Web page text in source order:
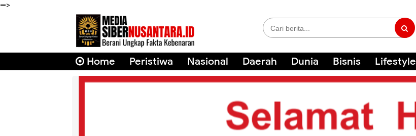
-->
Home Peristiwa Nasional Daerah Dunia Bisnis Lifestyle